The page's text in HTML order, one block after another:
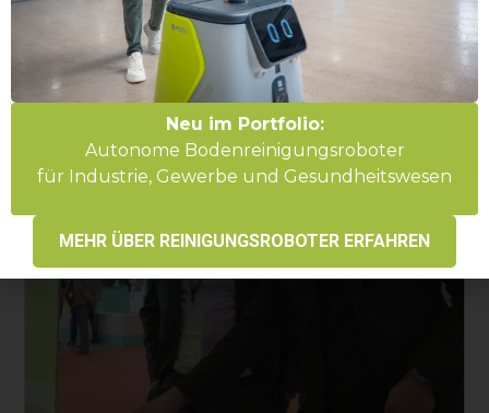
Mehr erfahren
Neu im Portfolio:
Autonome Bodenreinigungsroboter
für Industrie, Gewerbe und Gesundheitswesen
MEHR ÜBER REINIGUNGSROBOTER ERFAHREN